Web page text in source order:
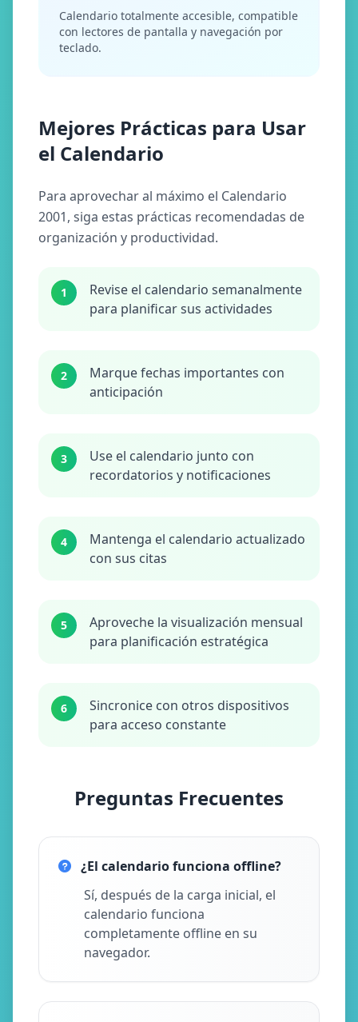
Calendario totalmente accesible, compatible
con lectores de pantalla y navegación por
teclado.
Mejores Prácticas para Usar
el Calendario
Para aprovechar al máximo el Calendario
2001, siga estas prácticas recomendadas de
organización y productividad.
1
Revise el calendario semanalmente
para planificar sus actividades
2
Marque fechas importantes con
anticipación
3
Use el calendario junto con
recordatorios y notificaciones
4
Mantenga el calendario actualizado
con sus citas
5
Aproveche la visualización mensual
para planificación estratégica
6
Sincronice con otros dispositivos
para acceso constante
Preguntas Frecuentes
¿El calendario funciona offline?
Sí, después de la carga inicial, el
calendario funciona
completamente offline en su
navegador.